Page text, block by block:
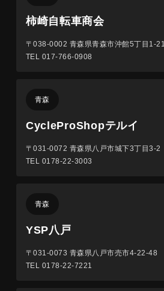
柿崎自転車商会
〒038-0002 青森県青森市沖館5丁目1-21
TEL 017-766-0908
青森
CycleProShopテルイ
〒031-0072 青森県八戸市城下3丁目3-2
TEL 0178-22-3003
青森
YSP八戸
〒031-0073 青森県八戸市売市4-22-48
TEL 0178-22-7221